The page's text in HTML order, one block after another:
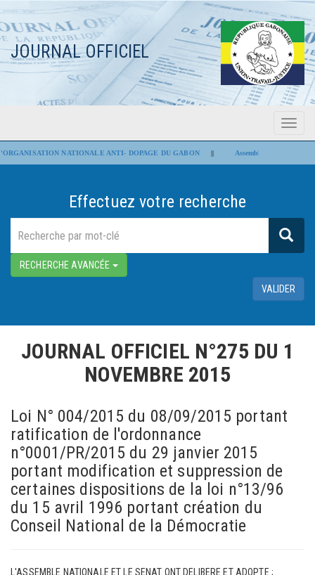
JOURNAL OFFICIEL
Menu
NATIONALE ANTI- DOPAGE DU GABON|| Assemblée nationale : Les
Effectuez votre recherche
RECHERCHE AVANCÉE
VALIDER
JOURNAL OFFICIEL N°275 DU 1
NOVEMBRE 2015
Loi N° 004/2015 du 08/09/2015 portant
ratification de l'ordonnance
n°0001/PR/2015 du 29 janvier 2015
portant modification et suppression de
certaines dispositions de la loi n°13/96
du 15 avril 1996 portant création du
Conseil National de la Démocratie
L'ASSEMBLE NATIONALE ET LE SENAT ONT DELIBERE ET ADOPTE ;